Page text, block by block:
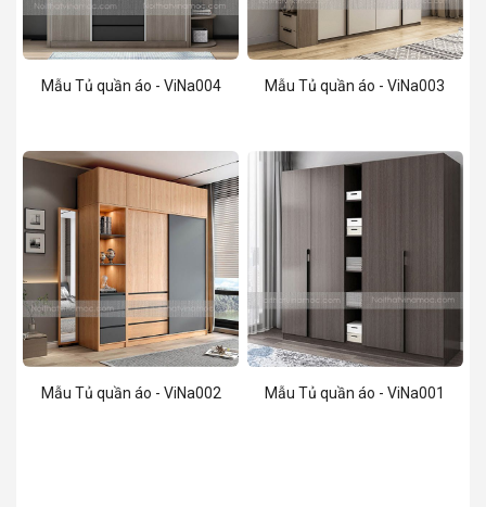
Mẫu Tủ quần áo - ViNa004 Mẫu Tủ quần áo - ViNa003
Mẫu Tủ quần áo - ViNa002 Mẫu Tủ quần áo - ViNa001